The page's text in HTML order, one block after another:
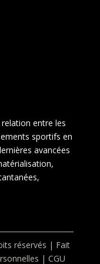
entre les
sportifs en
avancées
réservés | Fait
|CGU